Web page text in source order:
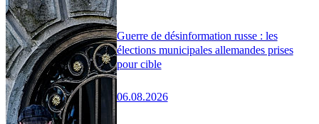
Guerre de désinformation russe : les
élections municipales allemandes prises
pour cible
06.08.2026